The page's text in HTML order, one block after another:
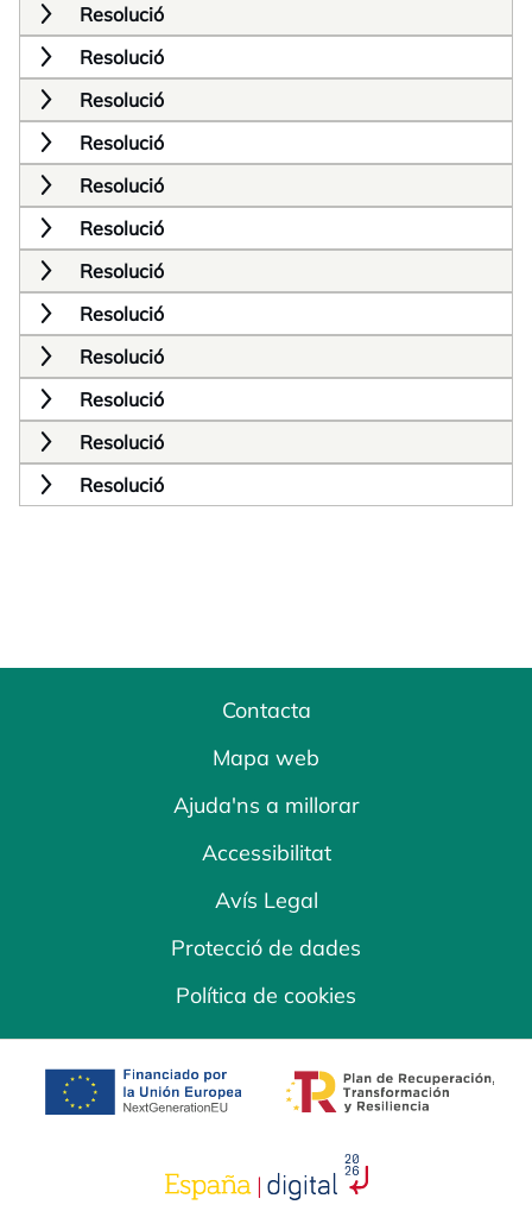
Resolució
Resolució
Resolució
Resolució
Resolució
Resolució
Resolució
Resolució
Resolució
Resolució
Resolució
Resolució
Contacta
Mapa web
Ajuda'ns a millorar
Accessibilitat
Avís Legal
Protecció de dades
Política de cookies
opens in a new tab opens in a new
opens in a new tab